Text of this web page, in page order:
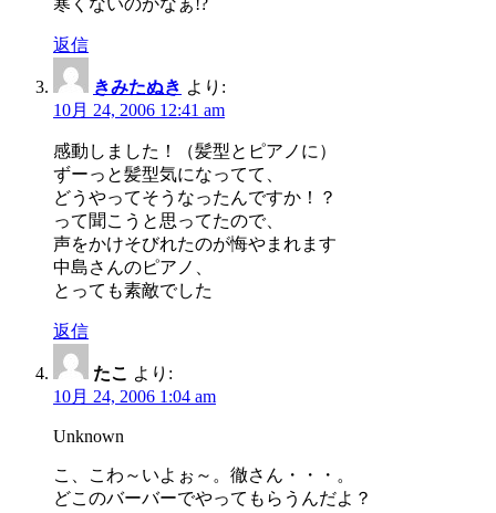
返信
きみたぬき より:
10月 24, 2006 12:41 am
感動しました！（髪型とピアノに）
ずーっと髪型気になってて、
どうやってそうなったんですか！？
って聞こうと思ってたので、
声をかけそびれたのが悔やまれます
中島さんのピアノ、
とっても素敵でした
返信
たこ より:
10月 24, 2006 1:04 am
Unknown
こ、こわ～いよぉ～。徹さん・・・。
どこのバーバーでやってもらうんだよ？